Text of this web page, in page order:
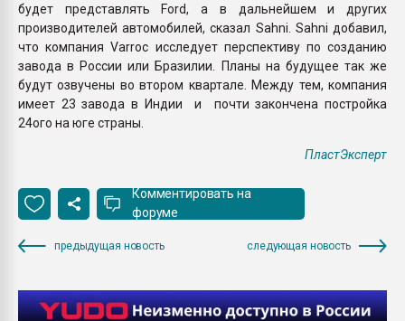
будет представлять Ford, а в дальнейшем и других
производителей автомобилей, сказал Sahni. Sahni добавил,
что компания Varroc исследует перспективу по созданию
завода в России или Бразилии. Планы на будущее так же
будут озвучены во втором квартале. Между тем, компания
имеет 23 завода в Индии и почти закончена постройка
24ого на юге страны.
ПластЭксперт
Комментировать на
форуме
предыдущая новость следующая новость